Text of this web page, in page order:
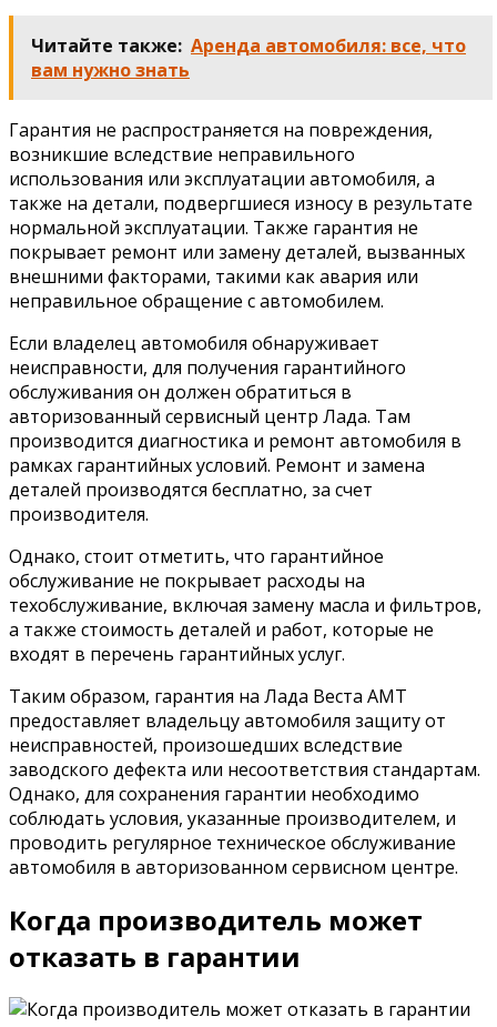
Читайте также: Аренда автомобиля: все, что
вам нужно знать
Гарантия не распространяется на повреждения,
возникшие вследствие неправильного
использования или эксплуатации автомобиля, а
также на детали, подвергшиеся износу в результате
нормальной эксплуатации. Также гарантия не
покрывает ремонт или замену деталей, вызванных
внешними факторами, такими как авария или
неправильное обращение с автомобилем.
Если владелец автомобиля обнаруживает
неисправности, для получения гарантийного
обслуживания он должен обратиться в
авторизованный сервисный центр Лада. Там
производится диагностика и ремонт автомобиля в
рамках гарантийных условий. Ремонт и замена
деталей производятся бесплатно, за счет
производителя.
Однако, стоит отметить, что гарантийное
обслуживание не покрывает расходы на
техобслуживание, включая замену масла и фильтров,
а также стоимость деталей и работ, которые не
входят в перечень гарантийных услуг.
Таким образом, гарантия на Лада Веста АМТ
предоставляет владельцу автомобиля защиту от
неисправностей, произошедших вследствие
заводского дефекта или несоответствия стандартам.
Однако, для сохранения гарантии необходимо
соблюдать условия, указанные производителем, и
проводить регулярное техническое обслуживание
автомобиля в авторизованном сервисном центре.
Когда производитель может
отказать в гарантии